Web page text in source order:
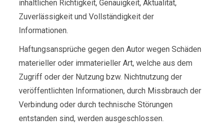
inhaltlichen Richtigkeit, Genauigkeit, Aktualität,
Zuverlässigkeit und Vollständigkeit der
Informationen.
Haftungsansprüche gegen den Autor wegen Schäden
materieller oder immaterieller Art, welche aus dem
Zugriff oder der Nutzung bzw. Nichtnutzung der
veröffentlichten Informationen, durch Missbrauch der
Verbindung oder durch technische Störungen
entstanden sind, werden ausgeschlossen.